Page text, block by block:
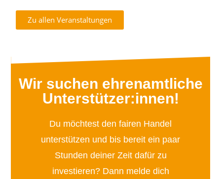
Zu allen Veranstaltungen
Wir suchen ehrenamtliche
Unterstützer:innen!
Du möchtest den fairen Handel
unterstützen und bis bereit ein paar
Stunden deiner Zeit dafür zu
investieren? Dann melde dich